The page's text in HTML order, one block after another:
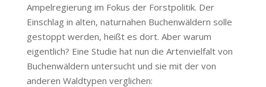
Ampelregierung im Fokus der Forstpolitik. Der
Einschlag in alten, naturnahen Buchenwäldern solle
gestoppt werden, heißt es dort. Aber warum
eigentlich? Eine Studie hat nun die Artenvielfalt von
Buchenwäldern untersucht und sie mit der von
anderen Waldtypen verglichen: